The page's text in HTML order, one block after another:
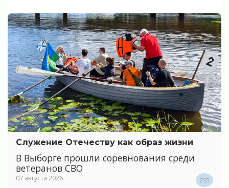
Служение Отечеству как образ жизни
В Выборге прошли соревнования среди
ветеранов СВО
07 августа 2026 255